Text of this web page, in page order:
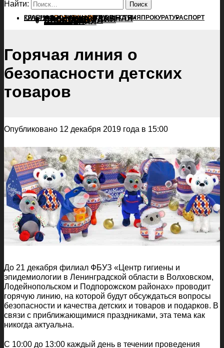
Найти:
ГЛАВНАЯПОЛИТИКАПРОИСШЕСТВИЯ ПРОКУРАТУРАСПОРТ
КУЛЬТУРАПОСЕЛЕНИЯГЛАВНАЯ
ПОЛИТИКА
ПРОИСШЕСТВИЯ
ПРОКУРАТУРА
СПОРТ
КУЛЬТУРА
ПОСЕЛЕНИЯ
Горячая линия о
безопасности детских
товаров
Опубликовано 12 декабря 2019 года в 15:00
До 21 декабря филиал ФБУЗ «Центр гигиены и
эпидемиологии в Ленинградской области в Волховском,
Лодейнопольском и Подпорожском районах» проводит
горячую линию, на которой будут обсуждаться вопросы
безопасности и качества детских и товаров и подарков. В
связи с приближающимися праздниками, эта тема как
никогда актуальна.
С 10:00 до 13:00 каждый день в течении проведения